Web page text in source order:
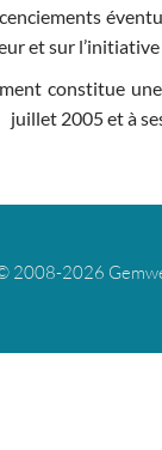
et sur
constitue
2005 et à
2008-2026